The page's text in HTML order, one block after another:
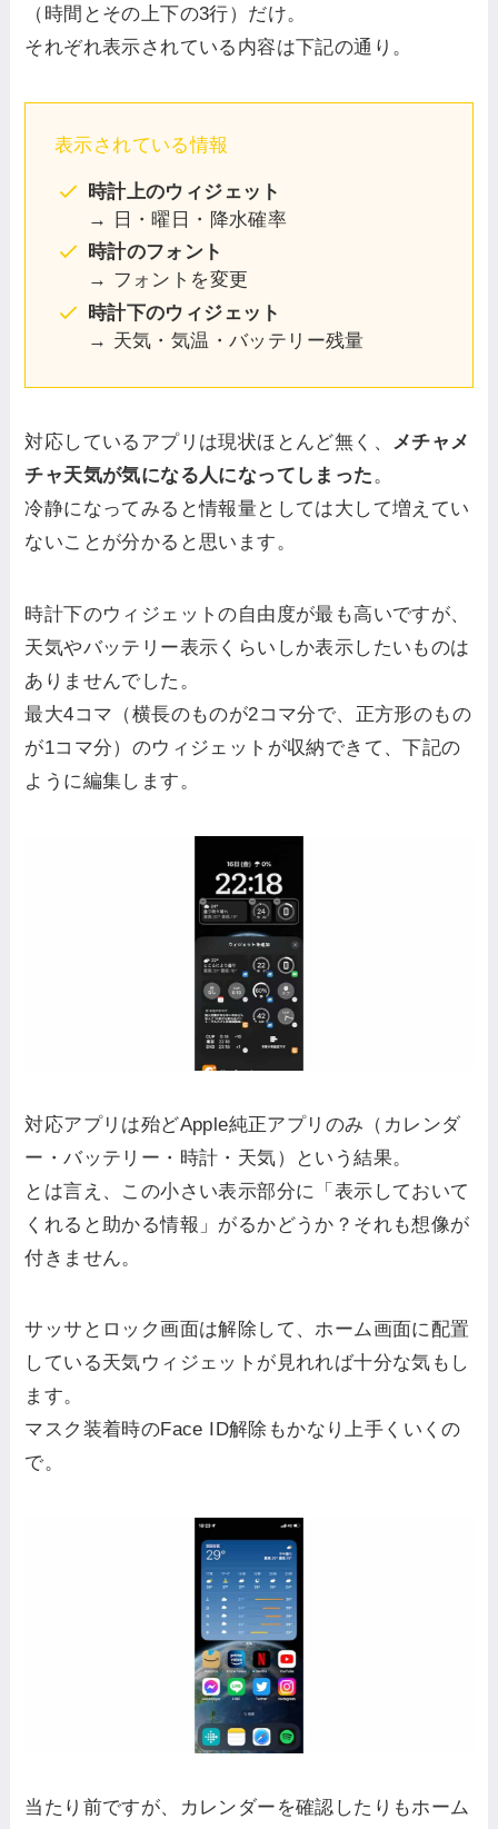
（時間とその上下の3行）だけ。
それぞれ表示されている内容は下記の通り。
表示されている情報
時計上のウィジェット
→ 日・曜日・降水確率
時計のフォント
→ フォントを変更
時計下のウィジェット
→ 天気・気温・バッテリー残量
対応しているアプリは現状ほとんど無く、 メチャメ
チャ天気が気になる人になってしまった。
冷静になってみると情報量としては大して増えてい
ないことが分かると思います。
時計下のウィジェットの自由度が最も高いですが、
天気やバッテリー表示くらいしか表示したいものは
ありませんでした。
最大4コマ（横長のものが2コマ分で、正方形のもの
が1コマ分）のウィジェットが収納できて、下記の
ように編集します。
対応アプリは殆どApple純正アプリのみ（カレンダ
ー・バッテリー・時計・天気）という結果。
とは言え、この小さい表示部分に「表示しておいて
くれると助かる情報」がるかどうか？それも想像が
付きません。
サッサとロック画面は解除して、ホーム画面に配置
している天気ウィジェットが見れれば十分な気もし
ます。
マスク装着時のFace ID解除もかなり上手くいくの
で。
当たり前ですが、カレンダーを確認したりもホーム